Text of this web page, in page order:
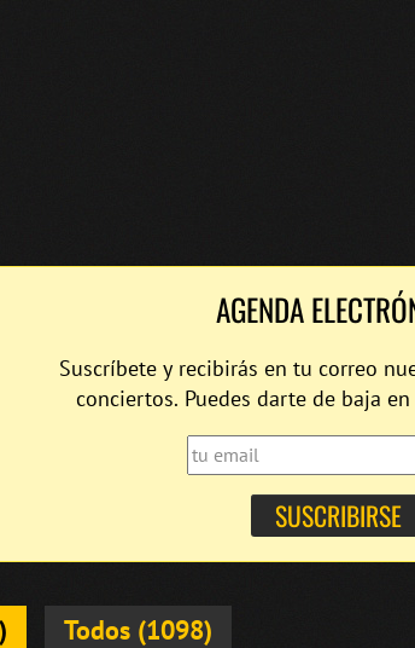
AGENDA
Suscríbete y recibirás en tu correo
conciertos. Puedes darte de baja
Todos (1098)